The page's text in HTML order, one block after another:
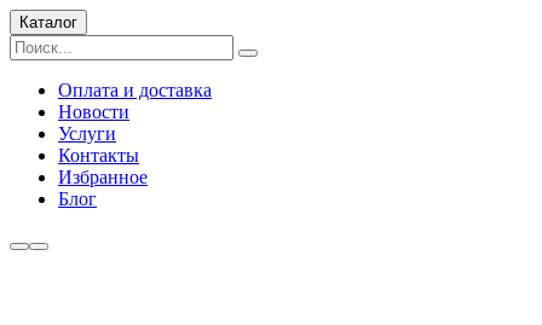
Каталог
Оплата и доставка
Новости
Услуги
Контакты
Избранное
Блог